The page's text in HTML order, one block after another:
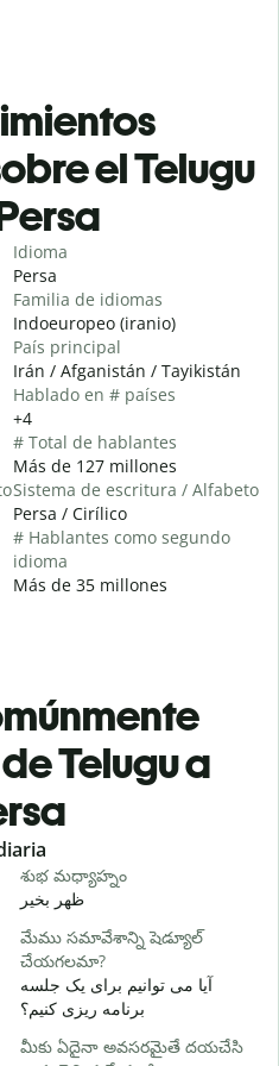
el Telugu
Idioma
Persa
Familia de idiomas
Indoeuropeo (iranio)
País principal
Irán / Afganistán / Tayikistán
Hablado en # países
+4
# Total de hablantes
Más de 127 millones
Sistema de escritura / Alfabeto
Persa / Cirílico
# Hablantes como segundo
idioma
Más de 35 millones
Telugu a
శుభ మధ్యాహ్నం
ظهر بخیر
మేము సమావేశాన్ని షెడ్యూల్
చేయగలమా?
آیا می توانیم برای یک جلسه
برنامه ریزی کنیم؟
మీకు ఏదైనా అవసరమైతే దయచేసి